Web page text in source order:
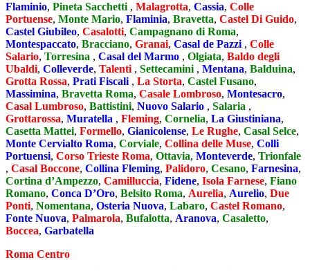
Flaminio, Pineta Sacchetti , Malagrotta, Cassia, Colle
Portuense, Monte Mario, Flaminia, Bravetta, Castel Di Guido,
Castel Giubileo, Casalotti, Campagnano di Roma,
Montespaccato, Bracciano, Granai, Casal de Pazzi , Colle
Salario, Torresina , Casal del Marmo , Olgiata, Baldo degli
Ubaldi, Colleverde, Talenti , Settecamini , Mentana, Balduina,
Grotta Rossa, Prati Fiscali , La Storta, Castel Fusano,
Massimina, Bravetta Roma, Casale Lombroso, Montesacro,
Casal Lumbroso, Battistini, Nuovo Salario , Salaria ,
Grottarossa, Muratella , Fleming, Cornelia, La Giustiniana,
Casetta Mattei, Formello, Gianicolense, Le Rughe, Casal Selce,
Monte Cervialto Roma, Corviale, Collina delle Muse, Colli
Portuensi, Corso Trieste Roma, Ottavia, Monteverde, Trionfale
, Casal Boccone, Collina Fleming, Palidoro, Cesano, Farnesina,
Cortina d’Ampezzo, Camilluccia, Fidene, Isola Farnese, Fiano
Romano, Conca D’Oro, Belsito Roma, Aurelia, Aurelio, Due
Ponti, Nomentana, Osteria Nuova, Labaro, Castel Romano,
Fonte Nuova, Palmarola, Bufalotta, Aranova, Casaletto,
Boccea, Garbatella
Roma Centro